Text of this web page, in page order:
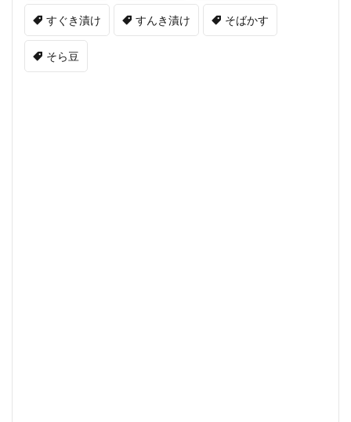
すぐき漬け すんき漬け そばかす
そら豆